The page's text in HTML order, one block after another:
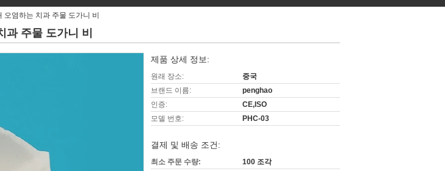
염하는 치과 주물 도가니 비
주물 도가니 비
제품 상세 정보:
원래 장소:
중국
브랜드 이름:
penghao
인증:
CE,ISO
모델 번호:
PHC-03
결제 및 배송 조건:
최소 주문 수량:
100 조각